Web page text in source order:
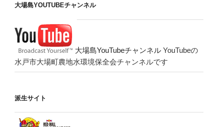
大場島YOUTUBEチャンネル
大場島YouTubeチャンネル YouTubeの
水戸市大場町農地水環境保全会チャンネルです
派生サイト